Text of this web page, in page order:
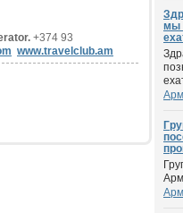
+374 93
www.travelclub.am
мы